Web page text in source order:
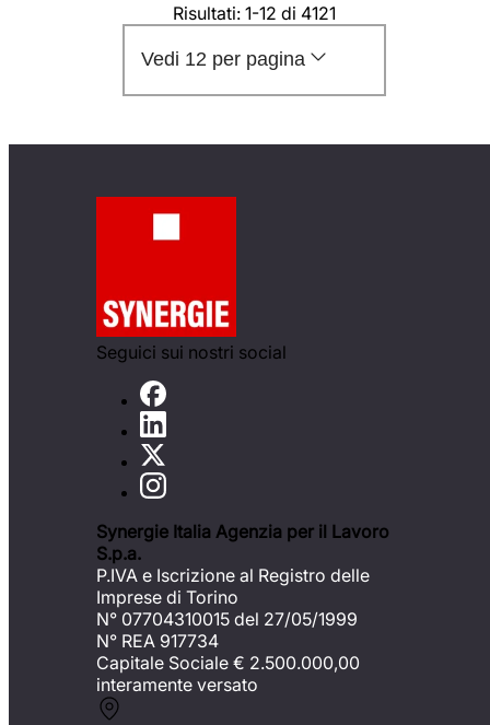
Risultati: 1-12 di 4121
Vedi 12 per pagina
Seguici sui nostri social
Synergie Italia Agenzia per il Lavoro
S.p.a.
P.IVA e Iscrizione al Registro delle
Imprese di Torino
N° 07704310015 del 27/05/1999
N° REA 917734
Capitale Sociale € 2.500.000,00
interamente versato